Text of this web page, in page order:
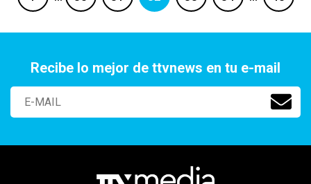
Recibe lo mejor de ttvnews en tu e-mail